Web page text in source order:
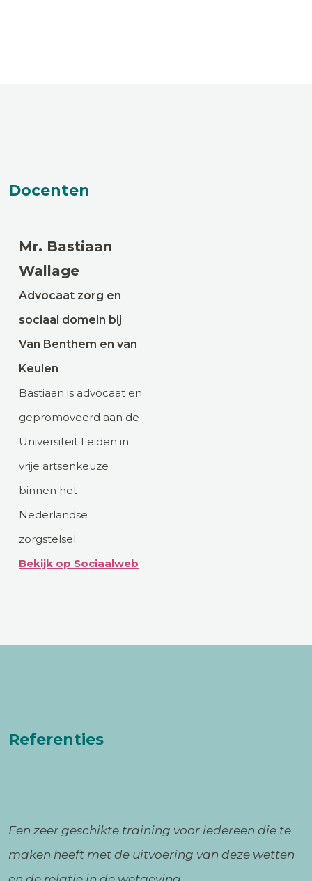
Docenten
Mr. Bastiaan
Wallage
Advocaat zorg en
sociaal domein bij
Van Benthem en van
Keulen
Bastiaan is advocaat en
gepromoveerd aan de
Universiteit Leiden in
vrije artsenkeuze
binnen het
Nederlandse
zorgstelsel.
Bekijk op Sociaalweb
Referenties
Een zeer geschikte training voor iedereen die te
maken heeft met de uitvoering van deze wetten